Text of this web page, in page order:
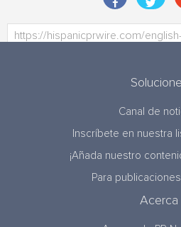
Canal de
Inscríbete en nuestra
¡Añada nuestro
Para
Acerca